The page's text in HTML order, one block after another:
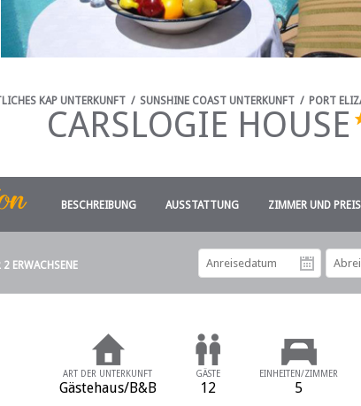
KAP UNTERKUNFT / SUNSHINE COAST UNTERKUNFT / PORT
CARSLOGIE HOUSE
BESCHREIBUNG AUSSTATTUNG ZIMMER UND
ERWACHSENE
ART DER UNTERKUNFT
Gästehaus/B&B
GÄSTE
12
EINHEITEN/ZIMMER
5